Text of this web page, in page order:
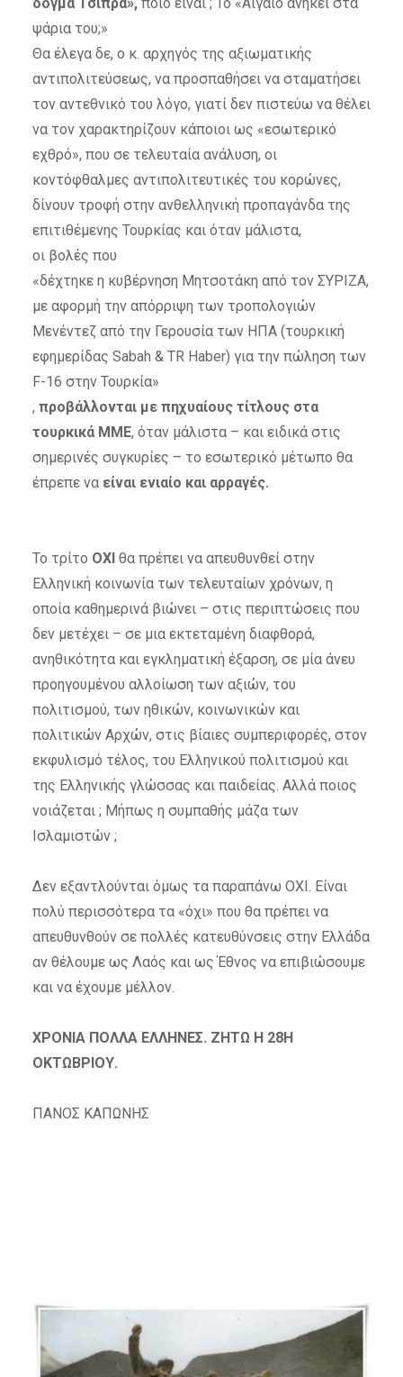
δόγμα Τσίπρα», ποιο είναι ; Το «Αιγαίο ανήκει στα
ψάρια του;»
Θα έλεγα δε, ο κ. αρχηγός της αξιωματικής
αντιπολιτεύσεως, να προσπαθήσει να σταματήσει
τον αντεθνικό του λόγο, γιατί δεν πιστεύω να θέλει
να τον χαρακτηρίζουν κάποιοι ως «εσωτερικό
εχθρό», που σε τελευταία ανάλυση, οι
κοντόφθαλμες αντιπολιτευτικές του κορώνες,
δίνουν τροφή στην ανθελληνική προπαγάνδα της
επιτιθέμενης Τουρκίας και όταν μάλιστα,
οι βολές που
«δέχτηκε η κυβέρνηση Μητσοτάκη από τον ΣΥΡΙΖΑ,
με αφορμή την απόρριψη των τροπολογιών
Μενέντεζ από την Γερουσία των ΗΠΑ (τουρκική
εφημερίδας Sabah & TR Haber) για την πώληση των
F-16 στην Τουρκία»
, προβάλλονται με πηχυαίους τίτλους στα
τουρκικά ΜΜΕ, όταν μάλιστα – και ειδικά στις
σημερινές συγκυρίες – το εσωτερικό μέτωπο θα
έπρεπε να είναι ενιαίο και αρραγές.
Το τρίτο ΟΧΙ θα πρέπει να απευθυνθεί στην
Ελληνική κοινωνία των τελευταίων χρόνων, η
οποία καθημερινά βιώνει – στις περιπτώσεις που
δεν μετέχει – σε μια εκτεταμένη διαφθορά,
ανηθικότητα και εγκληματική έξαρση, σε μία άνευ
προηγουμένου αλλοίωση των αξιών, του
πολιτισμού, των ηθικών, κοινωνικών και
πολιτικών Αρχών, στις βίαιες συμπεριφορές, στον
εκφυλισμό τέλος, του Ελληνικού πολιτισμού και
της Ελληνικής γλώσσας και παιδείας. Αλλά ποιος
νοιάζεται ; Μήπως η συμπαθής μάζα των
Ισλαμιστών ;
Δεν εξαντλούνται όμως τα παραπάνω ΟΧΙ. Είναι
πολύ περισσότερα τα «όχι» που θα πρέπει να
απευθυνθούν σε πολλές κατευθύνσεις στην Ελλάδα
αν θέλουμε ως Λαός και ως Έθνος να επιβιώσουμε
και να έχουμε μέλλον.
ΧΡΟΝΙΑ ΠΟΛΛΑ ΕΛΛΗΝΕΣ. ΖΗΤΩ Η 28Η
ΟΚΤΩΒΡΙΟΥ.
ΠΑΝΟΣ ΚΑΠΩΝΗΣ